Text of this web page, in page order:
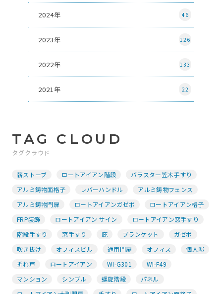
2024年 46
2023年 126
2022年 133
2021年 22
TAG CLOUD
タグクラウド
薪ストーブ ロートアイアン階段
バラスター笠木手すり
アルミ鋳物面格子
レバーハンドル
アルミ鋳物フェンス
アルミ鋳物門扉
ロートアイアンガゼボ
ロートアイアン格子
FRP装飾
ロートアイアン サイン
ロートアイアン窓手すり
階段手すり
窓手すり 庇 ブランケット
ガゼボ
吹き抜け
オフィスビル 通用門扉 オフィス
個人邸
折れ戸
ロートアイアン WI-G301
WI-F49
マンション
シンプル 螺旋階段
パネル